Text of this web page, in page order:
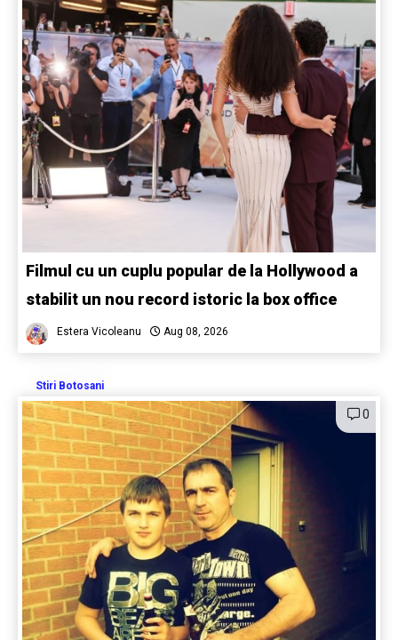
Filmul cu un cuplu popular de la Hollywood a
stabilit un nou record istoric la box office
Estera Vicoleanu Aug 08, 2026
Stiri Botosani
0